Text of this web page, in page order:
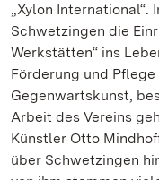
„Xylon International“.
Schwetzingen die
Werkstätten“ ins
Förderung und
Gegenwartskunst,
Arbeit des Vereins
Künstler Otto
über Schwetzingen